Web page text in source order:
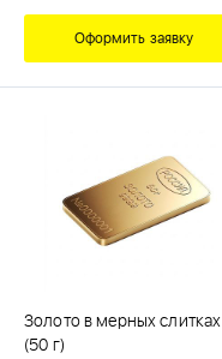
Оформить заявку
Золото в мерных слитках
(50 г)